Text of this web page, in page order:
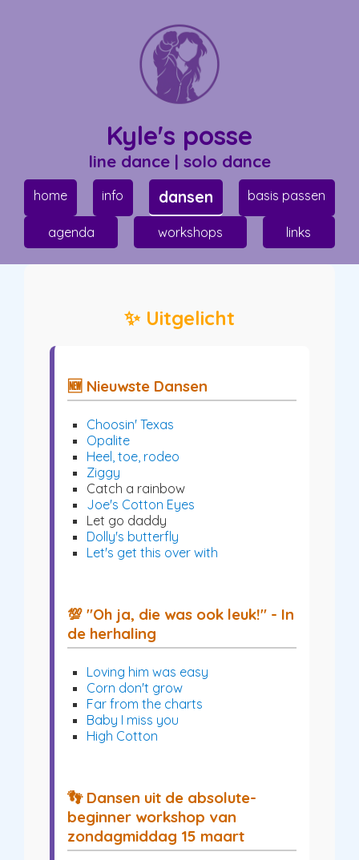
Kyle's posse
line dance | solo dance
home info dansen basis passen
agenda workshops links
✨ Uitgelicht
🆕 Nieuwste Dansen
Choosin' Texas
Opalite
Heel, toe, rodeo
Ziggy
Catch a rainbow
Joe's Cotton Eyes
Let go daddy
Dolly's butterfly
Let's get this over with
💯 "Oh ja, die was ook leuk!" - In
de herhaling
Loving him was easy
Corn don't grow
Far from the charts
Baby I miss you
High Cotton
👣 Dansen uit de absolute-
beginner workshop van
zondagmiddag 15 maart